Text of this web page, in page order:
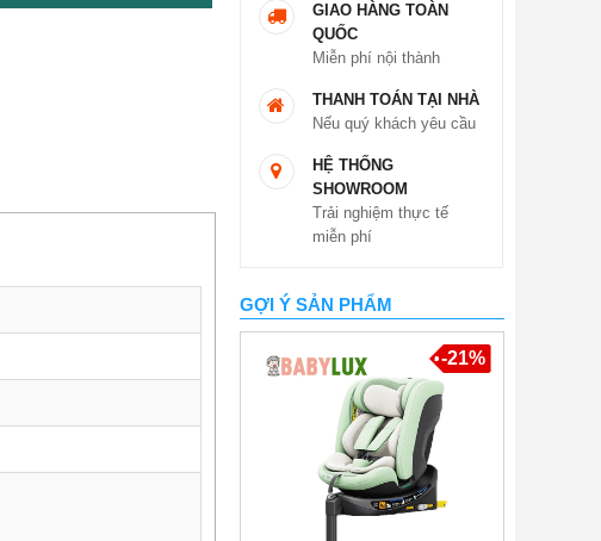
GIAO HÀNG TOÀN
QUỐC
Miễn phí nội thành
THANH TOÁN TẠI NHÀ
Nếu quý khách yêu cầu
HỆ THỐNG
SHOWROOM
Trải nghiệm thực tế
miễn phí
GỢI Ý SẢN PHẨM
-21%